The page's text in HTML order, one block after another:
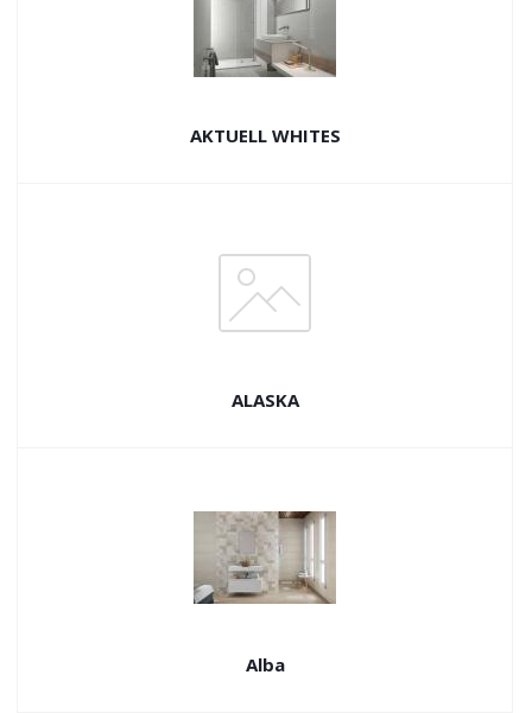
AKTUELL WHITES
ALASKA
Alba